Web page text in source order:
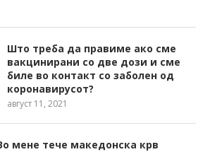
Што треба да правиме ако сме
вакцинирани со две дози и сме
биле во контакт со заболен од
коронавирусот?
август 11, 2021
мене тече македонска крв